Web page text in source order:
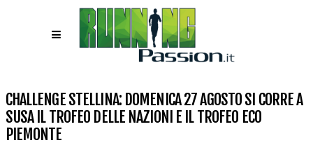
CHALLENGE STELLINA: DOMENICA 27 AGOSTO SI CORRE A
SUSA IL TROFEO DELLE NAZIONI E IL TROFEO ECO
PIEMONTE